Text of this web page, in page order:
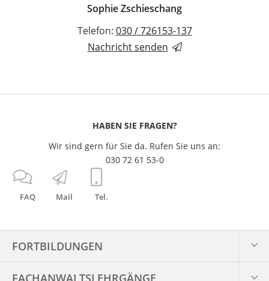
Sophie Zschieschang
Telefon: 030 / 726153-137
Nachricht senden
FAQ Mail Tel.
HABEN SIE FRAGEN?
Wir sind gern für Sie da. Rufen Sie uns an:
030 72 61 53-0
FORTBILDUNGEN